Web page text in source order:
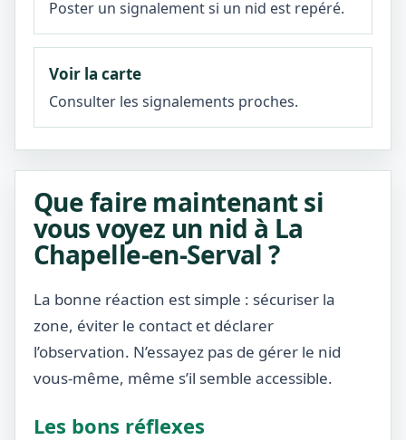
Poster un signalement si un nid est repéré.
Voir la carte
Consulter les signalements proches.
Que faire maintenant si
vous voyez un nid à La
Chapelle-en-Serval ?
La bonne réaction est simple : sécuriser la
zone, éviter le contact et déclarer
l’observation. N’essayez pas de gérer le nid
vous-même, même s’il semble accessible.
Les bons réflexes